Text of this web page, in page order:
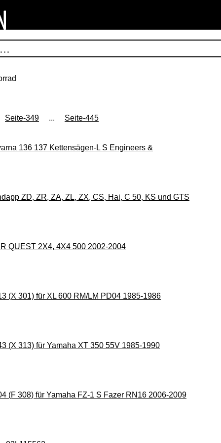
Seite-349 ... Seite-445
136 137 Kettensägen-L S Engineers &
ZD, ZR, ZA, ZL, ZX, CS, Hai, C 50, KS und GTS
QUEST 2X4, 4X4 500 2002-2004
(X 301) für XL 600 RM/LM PD04 1985-1986
(X 313) für Yamaha XT 350 55V 1985-1990
(F 308) für Yamaha FZ-1 S Fazer RN16 2006-2009